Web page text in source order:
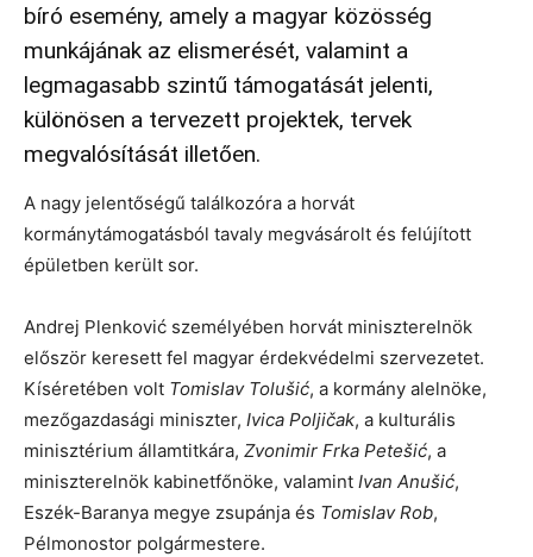
bíró esemény, amely a magyar közösség
munkájának az elismerését, valamint a
legmagasabb szintű támogatását jelenti,
különösen a tervezett projektek, tervek
megvalósítását illetően.
A nagy jelentőségű találkozóra a horvát
kormánytámogatásból tavaly megvásárolt és felújított
épületben került sor.
Andrej Plenković személyében horvát miniszterelnök
először keresett fel magyar érdekvédelmi szervezetet.
Kíséretében volt Tomislav Tolušić, a kormány alelnöke,
mezőgazdasági miniszter, Ivica Poljičak, a kulturális
minisztérium államtitkára, Zvonimir Frka Petešić, a
miniszterelnök kabinetfőnöke, valamint Ivan Anušić,
Eszék-Baranya megye zsupánja és Tomislav Rob,
Pélmonostor polgármestere.